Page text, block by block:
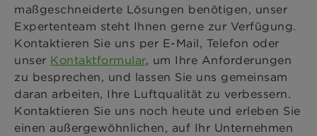
maßgeschneiderte Lösungen benötigen, unser
Expertenteam steht Ihnen gerne zur Verfügung.
Kontaktieren Sie uns per E-Mail, Telefon oder
unser Kontaktformular, um Ihre Anforderungen
zu besprechen, und lassen Sie uns gemeinsam
daran arbeiten, Ihre Luftqualität zu verbessern.
Kontaktieren Sie uns noch heute und erleben Sie
einen außergewöhnlichen, auf Ihr Unternehmen